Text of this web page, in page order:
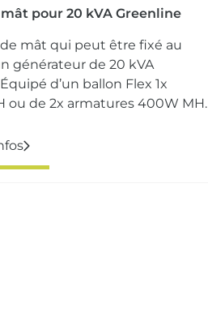
pour 20 kVA Greenline
mât qui peut être fixé au
générateur de 20 kVA
d’un ballon Flex 1x
ou de 2x armatures 400W MH.